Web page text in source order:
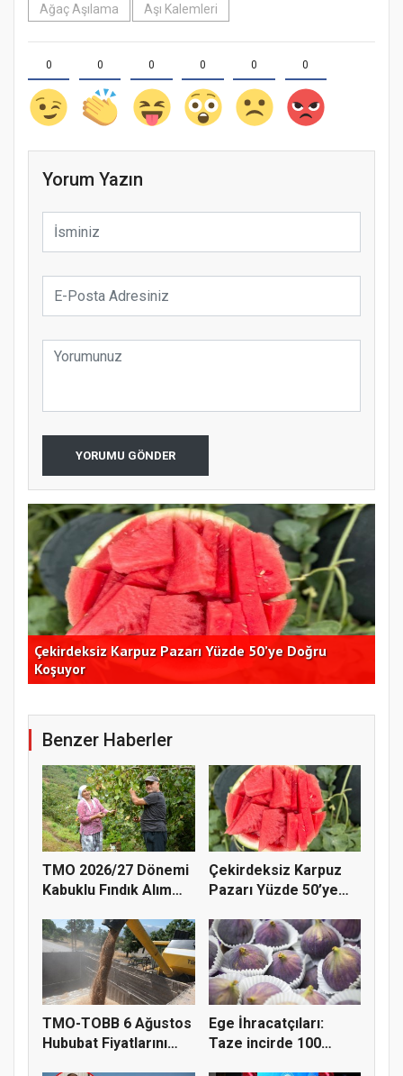
Ağaç Aşılama Aşı Kalemleri
0 0 0 0 0 0
Yorum Yazın
YORUMU GÖNDER
Çekirdeksiz Karpuz Pazarı Yüzde 50’ye Doğru
Koşuyor
Benzer Haberler
TMO 2026/27 Dönemi
Kabuklu Fındık Alım
Çekirdeksiz Karpuz
Pazarı Yüzde 50’ye
TMO-TOBB 6 Ağustos
Hububat Fiyatlarını
Ege İhracatçıları:
Taze incirde 100